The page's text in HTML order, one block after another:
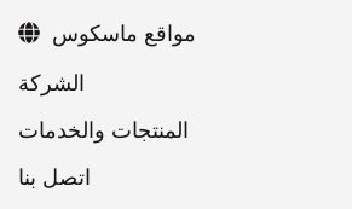
اتصل بنا
مواقع ماسكوس